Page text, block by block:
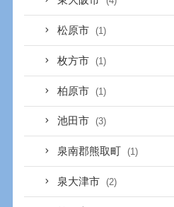
松原市 (1)
枚方市 (1)
柏原市 (1)
池田市 (3)
泉南郡熊取町 (1)
泉大津市 (2)